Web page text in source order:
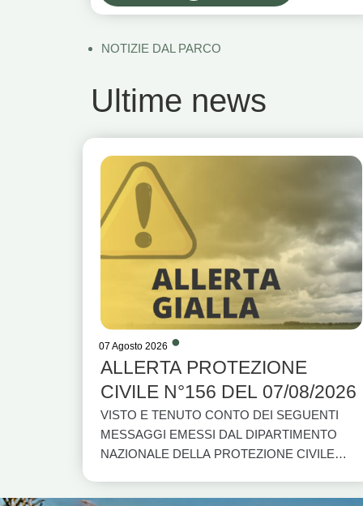
NOTIZIE DAL PARCO
Ultime news
07 Agosto 2026
ALLERTA PROTEZIONE
CIVILE N°156 DEL 07/08/2026
VISTO E TENUTO CONTO DEI SEGUENTI
MESSAGGI EMESSI DAL DIPARTIMENTO
NAZIONALE DELLA PROTEZIONE CIVILE